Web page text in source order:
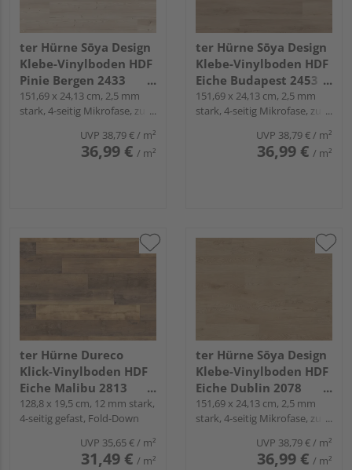
ter Hürne Sōya Design
Klebe-Vinylboden HDF
Pinie Bergen 2433
Landhausdiele - WOOD
EDITION
151,69 x 24,13 cm, 2,5 mm
stark, 4-seitig Mikrofase, zum
UVP 38,79 €/ m²
36,99 € / m²
ter Hürne Sōya Design
Klebe-Vinylboden HDF
Eiche Budapest 2453
Landhausdiele - WOOD
EDITION
151,69 x 24,13 cm, 2,5 mm
stark, 4-seitig Mikrofase, zum
UVP 38,79 €/ m²
36,99 € / m²
ter Hürne Dureco
Klick-Vinylboden HDF
Eiche Malibu 2813
Landhausdiele -
CLASSIC COLLECTION
128,8 x 19,5 cm, 12 mm stark,
4-seitig gefast, Fold-Down
UVP 35,65 €/ m²
31,49 € / m²
ter Hürne Sōya Design
Klebe-Vinylboden HDF
Eiche Dublin 2078
Landhausdiele - WOOD
EDITION
151,69 x 24,13 cm, 2,5 mm
stark, 4-seitig Mikrofase, zum
UVP 38,79 €/ m²
36,99 € / m²